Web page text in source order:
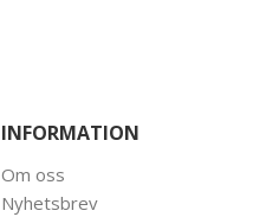
INFORMATION
Om oss
Nyhetsbrev